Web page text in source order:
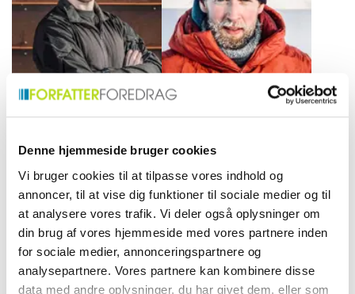
Denne hjemmeside bruger cookies
Vi bruger cookies til at tilpasse vores indhold og
annoncer, til at vise dig funktioner til sociale medier og til
at analysere vores trafik. Vi deler også oplysninger om
din brug af vores hjemmeside med vores partnere inden
for sociale medier, annonceringspartnere og
analysepartnere. Vores partnere kan kombinere disse
data med andre oplysninger, du har givet dem, eller som
inspiration og opdagelse.
Sirius-patruljefører og
samarbejde, mod og mental
styrke både i naturen og
arbejdslivet.
dygtig fotograf og
imponerende arbejde med
DR1-serien "Sirius", der viser
unikke fortællinger gennem
sit linse.